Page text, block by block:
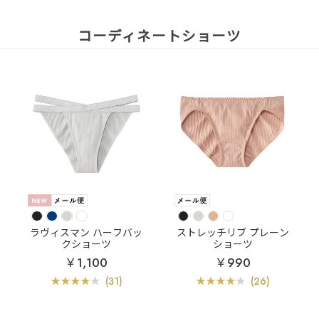
コーディネートショーツ
ラヴィスマン ハーフバッ
クショーツ
￥1,100
(31)
ストレッチリブ プレーン
ショーツ
￥990
(26)